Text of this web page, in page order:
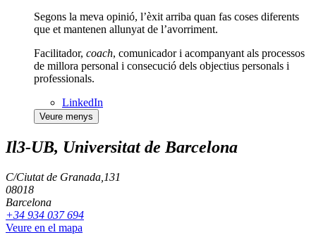
Segons la meva opinió, l’èxit arriba quan fas coses diferents
que et mantenen allunyat de l’avorriment.
Facilitador, coach, comunicador i acompanyant als processos
de millora personal i consecució dels objectius personals i
professionals.
LinkedIn
Veure menys
Il3-UB, Universitat de Barcelona
C/Ciutat de Granada,131
08018
Barcelona
+34 934 037 694
Veure en el mapa